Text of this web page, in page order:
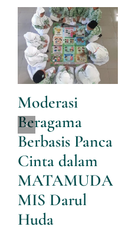
Moderasi
Beragama
Berbasis Panca
Cinta dalam
MATAMUDA
MIS Darul
Huda